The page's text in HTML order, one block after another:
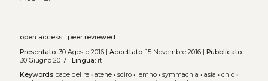
open access| peer reviewed
Presentato:30 Agosto 2016 | Accettato:15 Novembre 2016 | Pubblicato
30 Giugno 2017 | Lingua:it
Keywords pace del re• atene• sciro• lemno• symmachia • asia • chio•